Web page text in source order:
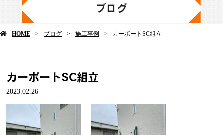
ブログ
HOME ブログ 施工事例 カーポートSC組立
カーポートSC組立
2023.02.26